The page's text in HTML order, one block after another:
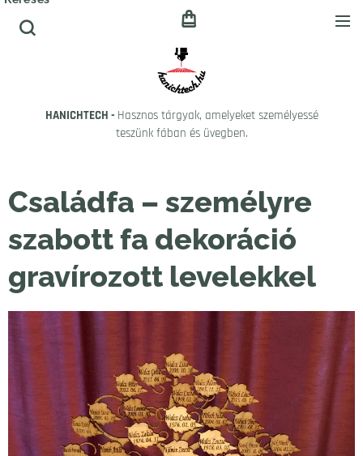
HANICHTECH - Hasznos tárgyak, amelyeket személyessé
teszünk fában és üvegben.
Családfa – személyre
szabott fa dekoráció
gravírozott levelekkel